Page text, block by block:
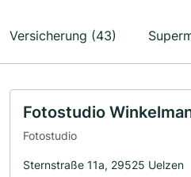
Versicherung (43)
Fotostudio
Fotostudio
Sternstraße 11a, 29525 Uelzen